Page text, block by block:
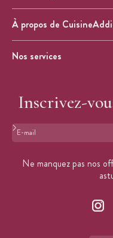
À propos de
Nos services
Inscrivez-
Format :
Ne manquez pas nos